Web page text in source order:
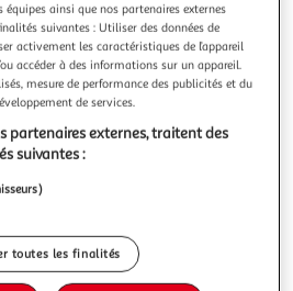
: Bois Spécificités : Simple
Contenance de 30ml Bouchon en
: Vert
le prix de ce produit ?
le prix
ainsi que nos partenaires externes
suivantes : Utiliser des données de
activement les caractéristiques de l’appareil
accéder à des informations sur un appareil.
mesure de performance des publicités et du
de services.
partenaires externes, traitent des
suivantes :
toutes les finalités